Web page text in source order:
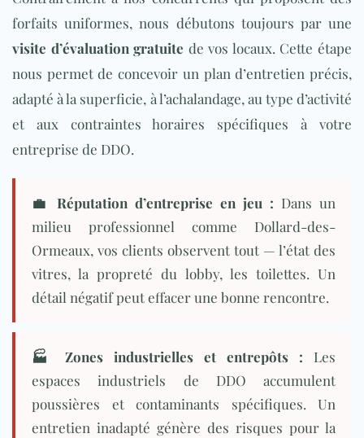
forfaits uniformes, nous débutons toujours par une
visite d’évaluation gratuite de vos locaux. Cette étape
nous permet de concevoir un plan d’entretien précis,
adapté à la superficie, à l’achalandage, au type d’activité
et aux contraintes horaires spécifiques à votre
entreprise de DDO.
💼 Réputation d’entreprise en jeu : Dans un
milieu professionnel comme Dollard-des-
Ormeaux, vos clients observent tout — l’état des
vitres, la propreté du lobby, les toilettes. Un
détail négatif peut effacer une bonne rencontre.
🏭 Zones industrielles et entrepôts : Les
espaces industriels de DDO accumulent
poussières et contaminants spécifiques. Un
entretien inadapté génère des risques pour la